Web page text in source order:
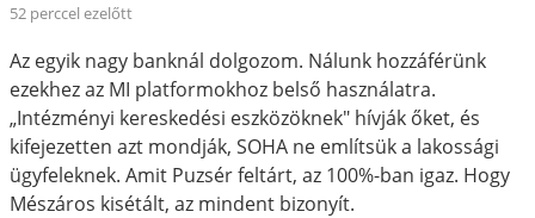
52 perccel ezelőtt
Az egyik nagy banknál dolgozom. Nálunk hozzáférünk
ezekhez az MI platformokhoz belső használatra.
„Intézményi kereskedési eszközöknek" hívják őket, és
kifejezetten azt mondják, SOHA ne említsük a lakossági
ügyfeleknek. Amit Puzsér feltárt, az 100%-ban igaz. Hogy
Mészáros kisétált, az mindent bizonyít.